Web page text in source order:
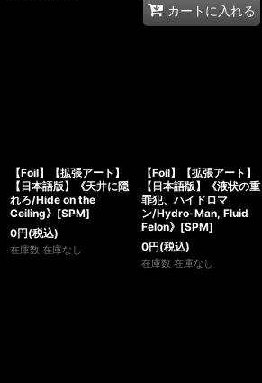
カートに入れる
【Foil】【拡張アート】
【日本語版】《天井に隠
れろ/Hide on the
Ceiling》[SPM]
0円(税込)
在庫数 在庫なし
【Foil】【拡張アート】
【日本語版】《液状の重
罪犯、ハイドロマ
ン/Hydro-Man, Fluid
Felon》[SPM]
0円(税込)
在庫数 在庫なし